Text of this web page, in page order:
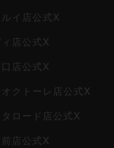
イ店公式X
店公式X
店公式X
クトーレ店公式X
ロード店公式X
店公式X